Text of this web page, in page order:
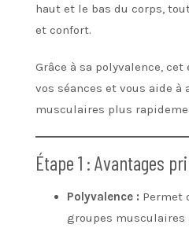
haut et le bas du corps,
et confort.
Grâce à sa polyvalence,
vos séances et vous aide
musculaires plus
Étape 1 : Avantages
Polyvalence : Permet
groupes musculaires